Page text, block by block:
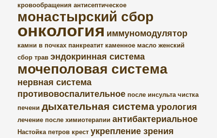
кровообращения антисептическое
монастырский сбор
онкология иммуномодулятор
камни в почках панкреатит каменное масло женский
сбор трав эндокринная система
мочеполовая система
нервная система
противовоспалительное после инсульта чистка
печени дыхательная система урология
лечение после химиотерапии антибактериальное
Настойка петров крест укрепление зрения